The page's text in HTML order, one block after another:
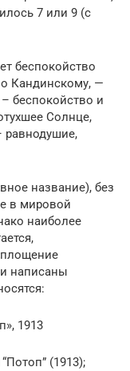
7 или 9 (с
беспокойство
Кандинскому, —
беспокойство и
Солнце,
равнодушие,
название), без
в мировой
наиболее
написаны
1913
(1913);